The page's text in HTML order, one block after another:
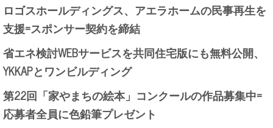
ロゴスホールディングス、アエラホームの民事再生を
支援=スポンサー契約を締結
省エネ検討WEBサービスを共同住宅版にも無料公開、
YKKAPとワンビルディング
第22回「家やまちの絵本」コンクールの作品募集中=
応募者全員に色鉛筆プレゼント